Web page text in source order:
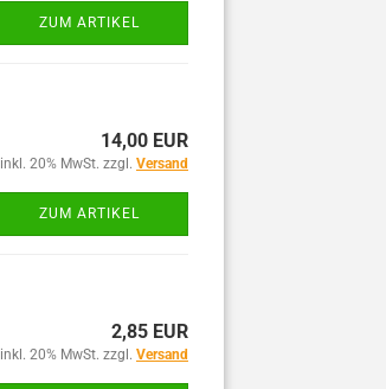
ZUM ARTIKEL
14,00 EUR
inkl. 20% MwSt. zzgl. Versand
ZUM ARTIKEL
2,85 EUR
inkl. 20% MwSt. zzgl. Versand